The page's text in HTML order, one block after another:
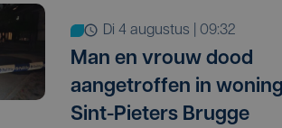
di 4 augustus | 09:32
Man en vrouw dood
aangetroffen in
Sint-Pieters Brugge